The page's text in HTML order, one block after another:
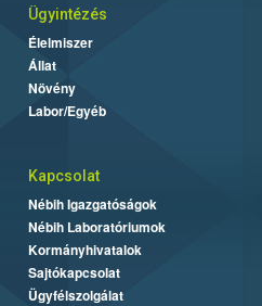
Ügyintézés
Élelmiszer
Állat
Növény
Labor/Egyéb
Kapcsolat
Nébih Igazgatóságok
Nébih Laboratóriumok
Kormányhivatalok
Sajtókapcsolat
Ügyfélszolgálat